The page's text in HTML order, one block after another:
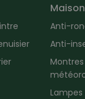
Anti-
Anti-